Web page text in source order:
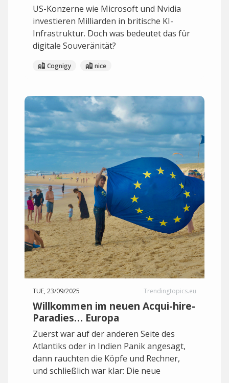
US-Konzerne wie Microsoft und Nvidia
investieren Milliarden in britische KI-
Infrastruktur. Doch was bedeutet das für
digitale Souveränität?
Cognigy nice
TUE, 23/09/2025 Trendingtopics.eu
Willkommen im neuen Acqui-hire-
Paradies… Europa
Zuerst war auf der anderen Seite des
Atlantiks oder in Indien Panik angesagt,
dann rauchten die Köpfe und Rechner,
und schließlich war klar: Die neue